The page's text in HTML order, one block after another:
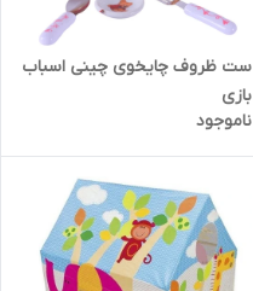
ست ظروف چایخوی چینی اسباب
بازی
ناموجود